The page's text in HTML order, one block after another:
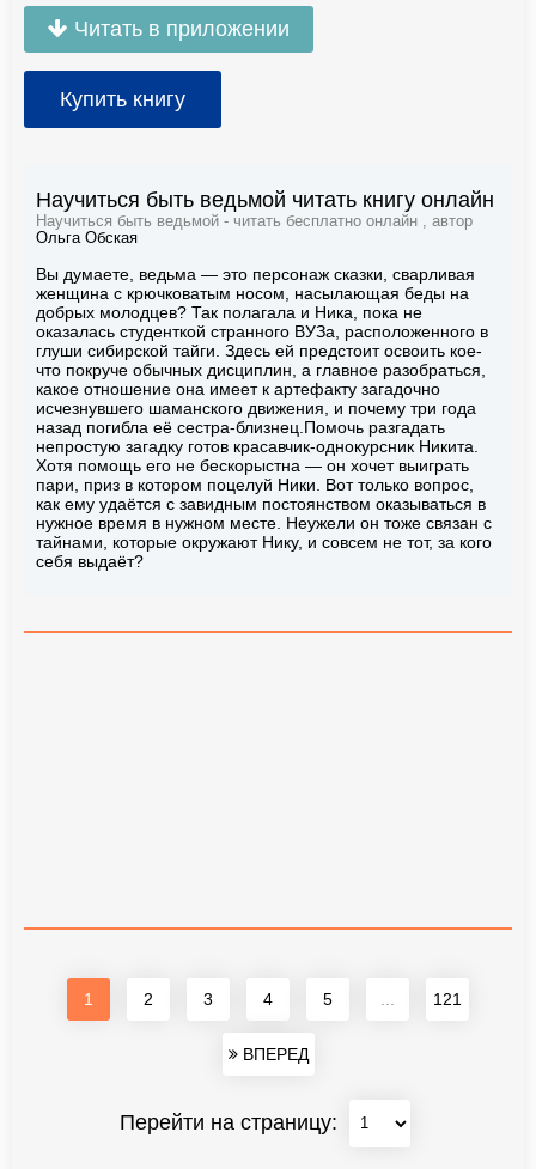
Читать в приложении
Купить книгу
Научиться быть ведьмой читать книгу онлайн
Научиться быть ведьмой - читать бесплатно онлайн , автор
Ольга Обская
Вы думаете, ведьма — это персонаж сказки, сварливая
женщина с крючковатым носом, насылающая беды на
добрых молодцев? Так полагала и Ника, пока не
оказалась студенткой странного ВУЗа, расположенного в
глуши сибирской тайги. Здесь ей предстоит освоить кое-
что покруче обычных дисциплин, а главное разобраться,
какое отношение она имеет к артефакту загадочно
исчезнувшего шаманского движения, и почему три года
назад погибла её сестра-близнец.Помочь разгадать
непростую загадку готов красавчик-однокурсник Никита.
Хотя помощь его не бескорыстна — он хочет выиграть
пари, приз в котором поцелуй Ники. Вот только вопрос,
как ему удаётся с завидным постоянством оказываться в
нужное время в нужном месте. Неужели он тоже связан с
тайнами, которые окружают Нику, и совсем не тот, за кого
себя выдаёт?
1 2 3 4 5 121
ВПЕРЕД
Перейти на страницу: